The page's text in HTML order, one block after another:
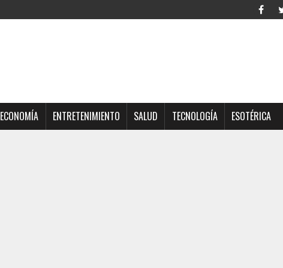
ECONOMÍA ENTRETENIMIENTO SALUD TECNOLOGÍA ESOTÉRICA